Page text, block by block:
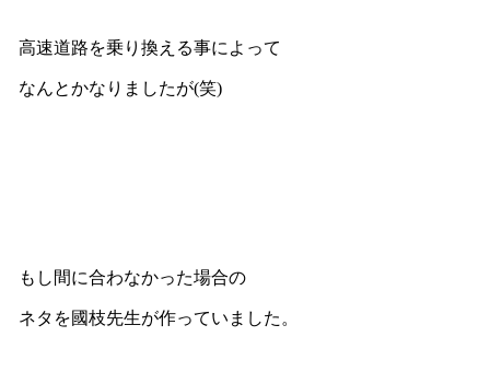
高速道路を乗り換える事によって
なんとかなりましたが(笑)
もし間に合わなかった場合の
ネタを國枝先生が作っていました。